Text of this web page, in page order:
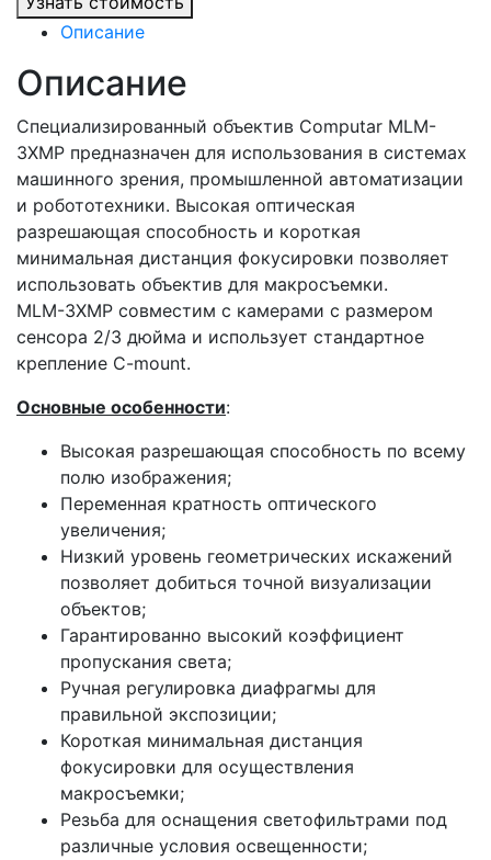
Описание
Описание
Специализированный объектив Computar MLM-
3XMP предназначен для использования в системах
машинного зрения, промышленной автоматизации
и робототехники. Высокая оптическая
разрешающая способность и короткая
минимальная дистанция фокусировки позволяет
использовать объектив для макросъемки.
MLM-3XMP совместим с камерами с размером
сенсора 2/3 дюйма и использует стандартное
крепление C-mount.
Основные особенности:
Высокая разрешающая способность по всему
полю изображения;
Переменная кратность оптического
увеличения;
Низкий уровень геометрических искажений
позволяет добиться точной визуализации
объектов;
Гарантированно высокий коэффициент
пропускания света;
Ручная регулировка диафрагмы для
правильной экспозиции;
Короткая минимальная дистанция
фокусировки для осуществления
макросъемки;
Резьба для оснащения светофильтрами под
различные условия освещенности;